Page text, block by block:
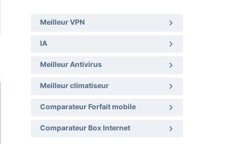
Meilleur VPN
IA
Meilleur Antivirus
Meilleur climatiseur
Comparateur Forfait mobile
Comparateur Box Internet